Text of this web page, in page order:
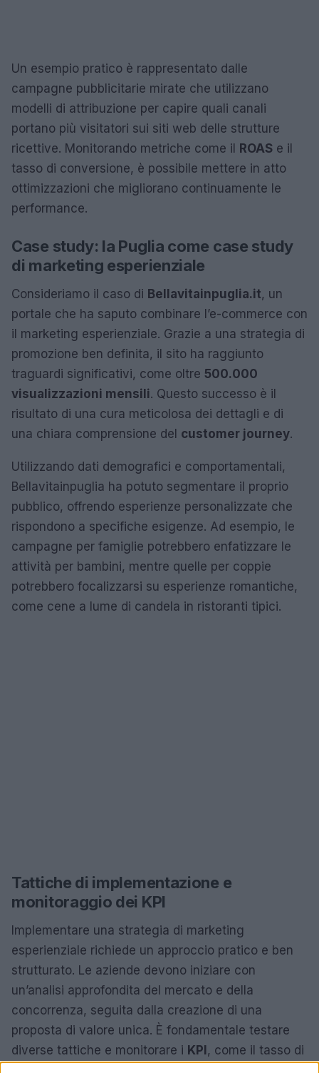
Un esempio pratico è rappresentato dalle
campagne pubblicitarie mirate che utilizzano
modelli di attribuzione per capire quali canali
portano più visitatori sui siti web delle strutture
ricettive. Monitorando metriche come il ROAS e il
tasso di conversione, è possibile mettere in atto
ottimizzazioni che migliorano continuamente le
performance.
Case study: la Puglia come case study
di marketing esperienziale
Consideriamo il caso di Bellavitainpuglia.it, un
portale che ha saputo combinare l’e-commerce con
il marketing esperienziale. Grazie a una strategia di
promozione ben definita, il sito ha raggiunto
traguardi significativi, come oltre 500.000
visualizzazioni mensili. Questo successo è il
risultato di una cura meticolosa dei dettagli e di
una chiara comprensione del customer journey.
Utilizzando dati demografici e comportamentali,
Bellavitainpuglia ha potuto segmentare il proprio
pubblico, offrendo esperienze personalizzate che
rispondono a specifiche esigenze. Ad esempio, le
campagne per famiglie potrebbero enfatizzare le
attività per bambini, mentre quelle per coppie
potrebbero focalizzarsi su esperienze romantiche,
come cene a lume di candela in ristoranti tipici.
Tattiche di implementazione e
monitoraggio dei KPI
Implementare una strategia di marketing
esperienziale richiede un approccio pratico e ben
strutturato. Le aziende devono iniziare con
un’analisi approfondita del mercato e della
concorrenza, seguita dalla creazione di una
proposta di valore unica. È fondamentale testare
diverse tattiche e monitorare i KPI, come il tasso di